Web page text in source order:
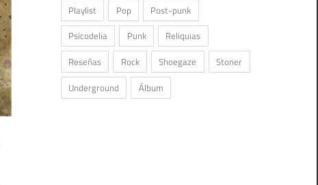
Playlist
Pop
Post-punk
Psicodelia
Punk
Reliquias
Reseñas
Rock Shoegaze
Stoner
Underground
Álbum